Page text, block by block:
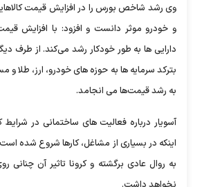
‌وی رشد شاخص بورس را در افزایش قیمت
و خودرو موثر دانست و افزود: با افزایش
دارایی ها به طور خودکار رشد می‌کند. از طرف
بترکد سرمایه ها به حوزه های خودرو، ارز، طلا
به رشد قیمت‌ها می انجامد.
آسویار درباره فعالیت های ساختمانی در
اینکه در بسیاری از مشاغل، کارها شروع شده
به روال عادی برگشته و کرونا تاثیر آن